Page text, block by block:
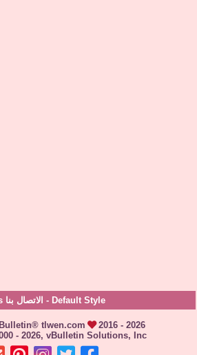
Default Style
- الاتصال بنا Contact Us
tlwen.com
2016 - 2026
- 2026, vBulletin Solutions, Inc.